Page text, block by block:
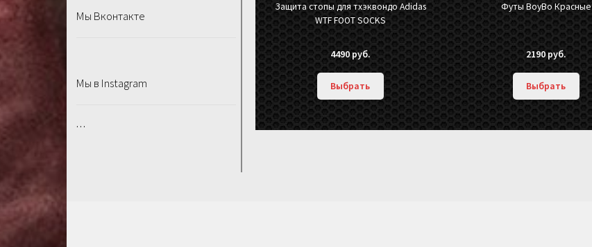
Защита стопы для тхэквондо Adidas
WTF FOOT SOCKS
4490руб.
Выбрать
Футы BoyBo Красные
2190руб.
Выбрать
Мы Вконтакте
Мы в Instagram
…